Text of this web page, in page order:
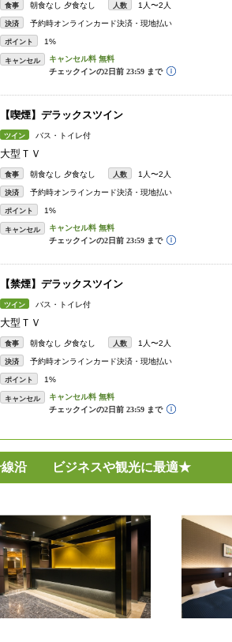
食事 朝食なし 夕食なし 人数 1人〜2人
決済 予約時オンラインカード決済・現地払い
ポイント 1%
キャンセル
【喫煙】デラックスツイン
ツイン バス・トイレ付
大型ＴＶ
食事 朝食なし 夕食なし 人数 1人〜2人
決済 予約時オンラインカード決済・現地払い
ポイント 1%
キャンセル
【禁煙】デラックスツイン
ツイン バス・トイレ付
大型ＴＶ
食事 朝食なし 夕食なし 人数 1人〜2人
決済 予約時オンラインカード決済・現地払い
ポイント 1%
キャンセル
線沿 ビジネスや観光に最適★